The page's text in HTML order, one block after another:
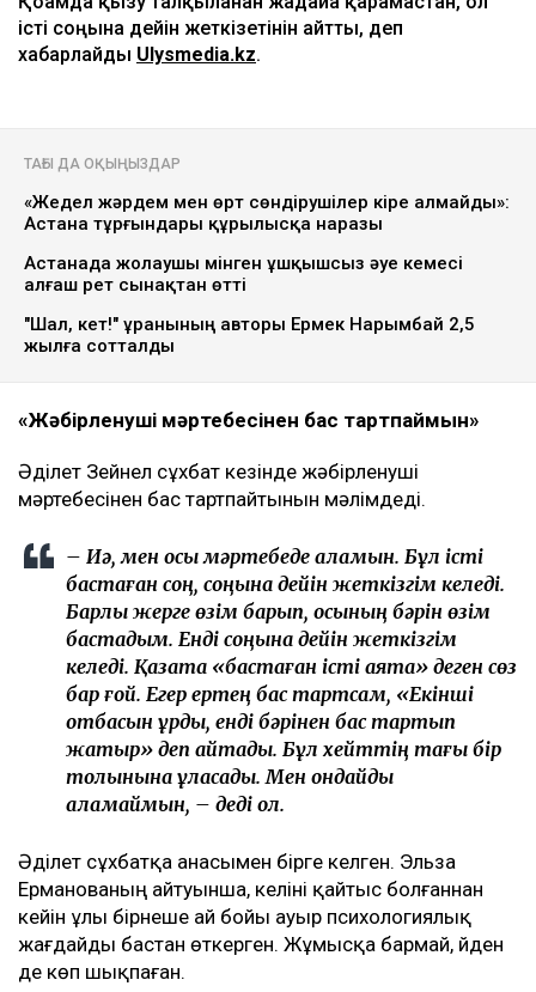
істі соңына дейін жеткізетінін айтты, деп
хабарлайды Ulysmedia.kz.
ТАҒЫ ДА ОҚЫҢЫЗДАР
«Жедел жәрдем мен өрт сөндірушілер кіре алмайды»:
Астана тұрғындары құрылысқа наразы
Астанада жолаушы мінген ұшқышсыз әуе кемесі
алғаш рет сынақтан өтті
"Шал, кет!" ұранының авторы Ермек Нарымбай 2,5
жылға сотталды
«Жәбірленуші мәртебесінен бас тартпаймын»
Әділет Зейнел сұхбат кезінде жәбірленуші
мәртебесінен бас тартпайтынын мәлімдеді.
– Иә, мен осы мәртебеде қаламын. Бұл істі
бастаған соң, соңына дейін жеткізгім келеді.
Барлық жерге өзім барып, осының бәрін өзім
бастадым. Енді соңына дейін жеткізгім
келеді. Қазақта «бастаған істі аяқта» деген сөз
бар ғой. Егер ертең бас тартсам, «Екінші
отбасын құрды, енді бәрінен бас тартып
жатыр» деп айтады. Бұл хейттің тағы бір
толқынына ұласады. Мен ондайды
қаламаймын, – деді ол.
Әділет сұхбатқа анасымен бірге келген. Эльза
Ерманованың айтуынша, келіні қайтыс болғаннан
кейін ұлы бірнеше ай бойы ауыр психологиялық
жағдайды бастан өткерген. Жұмысқа бармай, үйден
де көп шықпаған.